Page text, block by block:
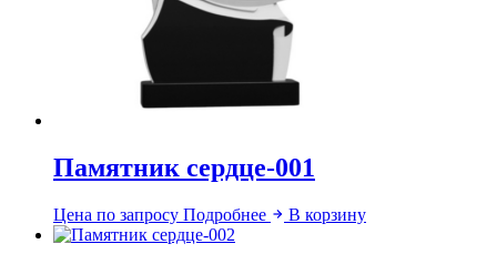
Памятник сердце-001
Цена по запросу Подробнее В корзину